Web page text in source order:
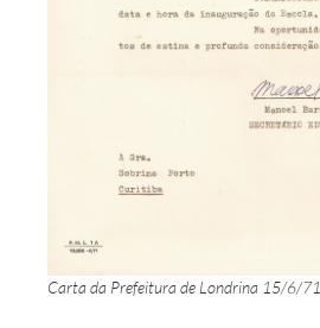
Carta da Prefeitura de Londrina 15/6/71